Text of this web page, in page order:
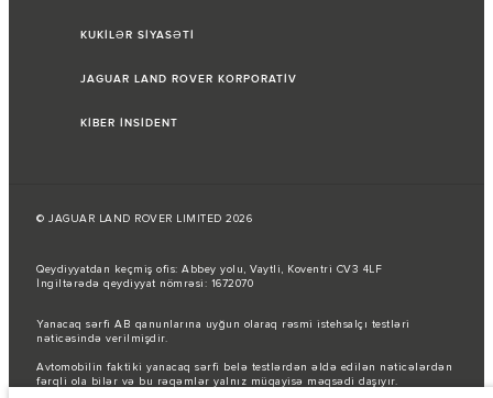
KUKİLƏR SİYASƏTİ
JAGUAR LAND ROVER KORPORATİV
KİBER İNSİDENT
© JAGUAR LAND ROVER LIMITED 2026
Qeydiyyatdan keçmiş ofis: Abbey yolu, Vaytli, Koventri CV3 4LF
İngiltərədə qeydiyyat nömrəsi: 1672070
Yanacaq sərfi AB qanunlarına uyğun olaraq rəsmi istehsalçı testləri
nəticəsində verilmişdir.
Avtomobilin faktiki yanacaq sərfi belə testlərdən əldə edilən nəticələrdən
fərqli ola bilər və bu rəqəmlər yalnız müqayisə məqsədi daşıyır.